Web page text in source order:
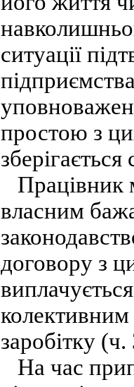
ситуації
простою з
Працівник
власним
договору з
заробітку
На час